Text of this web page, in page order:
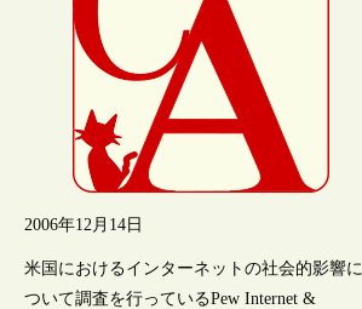
2006年12月14日
米国におけるインターネットの社会的影響に
ついて調査を行っているPew Internet &